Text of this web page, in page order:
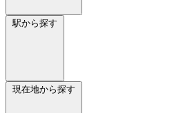
駅から探す
現在地から探す